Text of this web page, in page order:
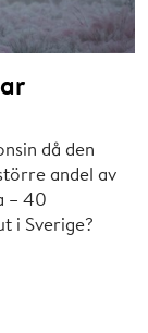
då den
andel av
– 40
i Sverige?